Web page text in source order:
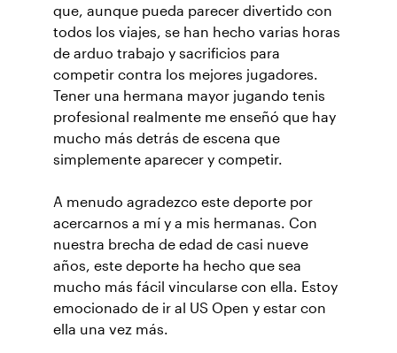
que, aunque pueda parecer divertido con
todos los viajes, se han hecho varias horas
de arduo trabajo y sacrificios para
competir contra los mejores jugadores.
Tener una hermana mayor jugando tenis
profesional realmente me enseñó que hay
mucho más detrás de escena que
simplemente aparecer y competir.
A menudo agradezco este deporte por
acercarnos a mí y a mis hermanas. Con
nuestra brecha de edad de casi nueve
años, este deporte ha hecho que sea
mucho más fácil vincularse con ella. Estoy
emocionado de ir al US Open y estar con
ella una vez más.